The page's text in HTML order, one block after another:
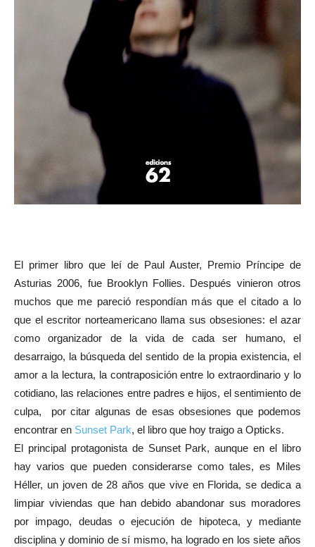
El primer libro que leí de Paul Auster, Premio Príncipe de
Asturias 2006, fue Brooklyn Follies. Después vinieron otros
muchos que me pareció respondían más que el citado a lo
que el escritor norteamericano llama sus obsesiones: el azar
como organizador de la vida de cada ser humano, el
desarraigo, la búsqueda del sentido de la propia existencia, el
amor a la lectura, la contraposición entre lo extraordinario y lo
cotidiano, las relaciones entre padres e hijos, el sentimiento de
culpa, por citar algunas de esas obsesiones que podemos
encontrar en Sunset Park, el libro que hoy traigo a Opticks.
El principal protagonista de Sunset Park, aunque en el libro
hay varios que pueden considerarse como tales, es Miles
Héller, un joven de 28 años que vive en Florida, se dedica a
limpiar viviendas que han debido abandonar sus moradores
por impago, deudas o ejecución de hipoteca, y mediante
disciplina y dominio de sí mismo, ha logrado en los siete años